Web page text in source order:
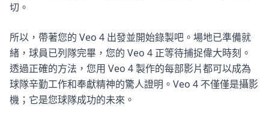
切。
所以，帶著您的 Veo 4 出發並開始錄製吧。場地已準備就
緒，球員已列隊完畢，您的 Veo 4 正等待捕捉偉大時刻。
透過正確的方法，您用 Veo 4 製作的每部影片都可以成為
球隊辛勤工作和奉獻精神的驚人證明。Veo 4 不僅僅是攝影
機；它是您球隊成功的未來。